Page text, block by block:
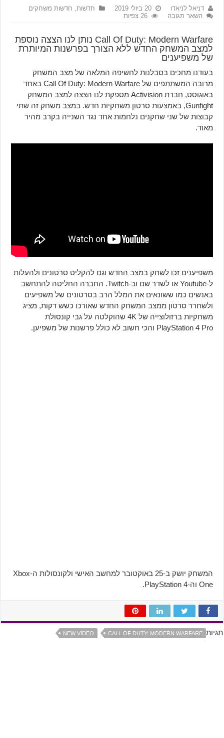
דניאל לניאדו 20 ביולי 2019 חדשות, חדשות משחקים
השאר תגובה
26 צפיות
Call Of Duty: Modern Warfare נותן לנו הצצה נוספת
למצב המשחק החדש ללא הצורך בפרשנות המיותרת
של משפיענים
בעודנו מחכים בסבלנות לחשיפה המלאה של מצב המשחק
מרובה המשתתפים של Call Of Duty: Modern Warfare באחד
באוגוסט, חברת Activision מספקת לנו הצצה למצב המשחק
Gunfight, באמצעות סרטון משחקיות חדש. במצב משחק זה שתי
קבוצות של שני שחקנים נלחמות אחד נגד השנייה בקרב מהיר
מאוד.
משפיענים זכו לשחק במצב החדש וגם להקליט סרטונים ולהעלות
ל-Youtube או לשדר שם וב-Twitch. החברה החליטה להתחשב
באנשים כמו ששונאים את המלל הרב בסרטונים של משפיעים
ולשחרר סרטון ממצב המשחק החדש שאורכו כשש דקות, מציג
משחקיות ברזולוצייה של 4K שהוקלטה על גבי קונסולת
PlayStation 4 Pro והכי חשוב לא כולל פרשנות של משפיען.
המשחק יושק ב-25 באוקטובר למחשב האישי ולקונסולות ה-Xbox
One וה-PlayStation 4.
תגיות CALL OF DUTY: MODERN WARFARE
NEW VIDEO